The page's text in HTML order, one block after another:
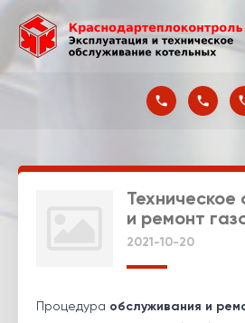
и ремонт
2021-10-20
Процедура обслуживания и